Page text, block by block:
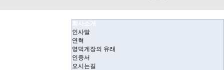
회사소개
인사말
연혁
영덕게장의 유래
인증서
오시는길